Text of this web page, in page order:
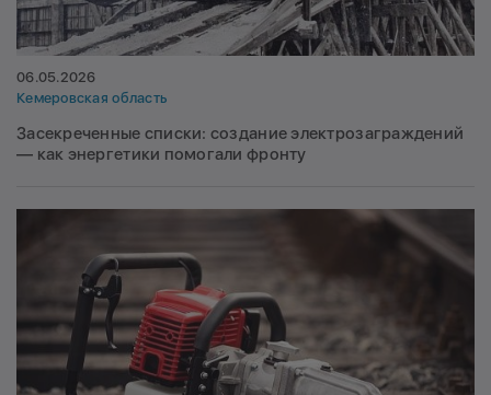
06.05.2026
Кемеровская область
Засекреченные списки: создание электрозаграждений
— как энергетики помогали фронту